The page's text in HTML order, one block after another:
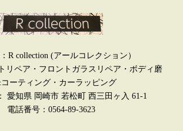
R collection (アールコレクション）
リペア・フロントガラスリペア・ボディ磨
ーティング・カーラッピング
愛知県 岡崎市 若松町 西三田ヶ入 61-1
電話番号：0564-89-3623